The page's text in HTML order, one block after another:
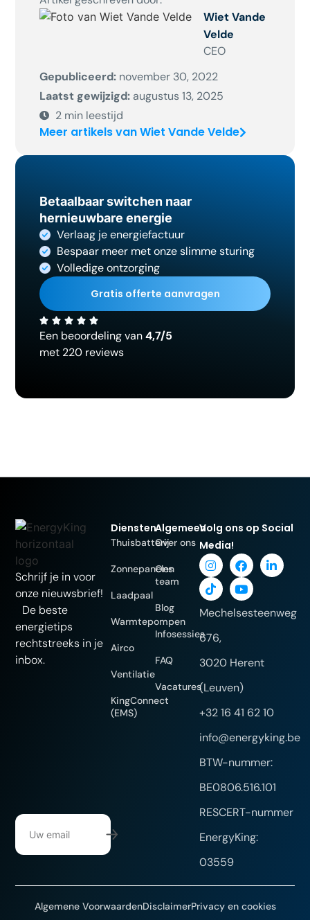
Wiet Vande
Velde
CEO
Gepubliceerd: november 30, 2022
Laatst gewijzigd: augustus 13, 2025
2 min leestijd
Meer artikels van Wiet Vande Velde
Betaalbaar switchen naar
hernieuwbare energie
Verlaag je energiefactuur
Bespaar meer met onze slimme sturing
Volledige ontzorging
Gratis offerte aanvragen
Een beoordeling van4,7/5
met 220 reviews
Schrijf je in voor
onze nieuwsbrief!
De beste
energietips
rechtstreeks in je
inbox.
Diensten
Thuisbatterij
Zonnepanelen
Laadpaal
Warmtepompen
Airco
Ventilatie
KingConnect
(EMS)
Algemeen
Over ons
Ons
team
Blog
Infosessies
FAQ
Vacatures
Volg ons op Social
Media!
Mechelsesteenweg
676,
3020 Herent
(Leuven)
+32 16 41 62 10
info@energyking.be
BTW-nummer:
BE0806.516.101
RESCERT-nummer
EnergyKing:
03559
Algemene VoorwaardenDisclaimerPrivacy en cookies